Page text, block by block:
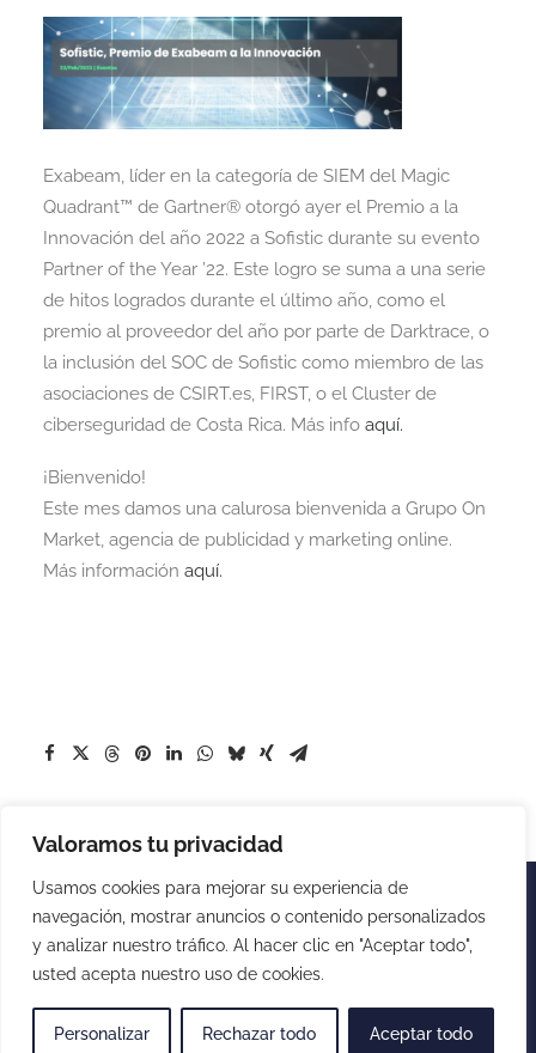
Valoramos tu privacidad
Usamos cookies para mejorar su experiencia de
navegación, mostrar anuncios o contenido personalizados
y analizar nuestro tráfico. Al hacer clic en "Aceptar todo",
usted acepta nuestro uso de cookies.
Personalizar Rechazar todo Aceptar todo
Exabeam, líder en la categoría de SIEM del Magic
Quadrant™️ de Gartner®️ otorgó ayer el Premio a la
Innovación del año 2022 a Sofistic durante su evento
Partner of the Year ’22. Este logro se suma a una serie
de hitos logrados durante el último año, como el
premio al proveedor del año por parte de Darktrace, o
la inclusión del SOC de Sofistic como miembro de las
asociaciones de CSIRT.es, FIRST, o el Cluster de
ciberseguridad de Costa Rica. Más info aquí.
¡Bienvenido!
Este mes damos una calurosa bienvenida a Grupo On
Market, agencia de publicidad y marketing online.
Más información aquí.
© 2026 XarxaTec. All rights reserved